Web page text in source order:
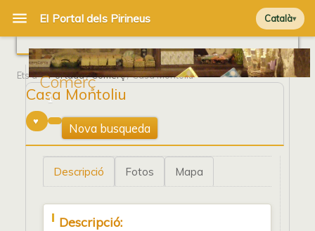
Català
Comerç
Ets a Portada/Comerç/ Casa Montoliu
Casa Montoliu
1
Nova busqueda
Descripció Fotos Mapa
Descripció: